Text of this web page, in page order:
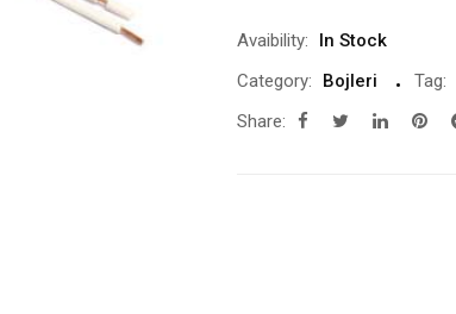
Avaibility:
In Stock
Category:
Bojleri
Tag:
Share: